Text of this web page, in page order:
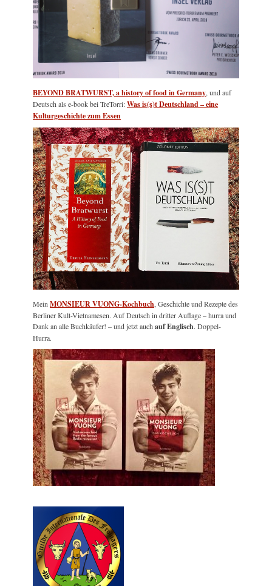
BEYOND BRATWURST, a history of food in Germany, und auf
Deutsch als e-book bei TreTorri:Was is(s)t Deutschland – eine
Kulturgeschichte zum Essen
MeinMONSIEUR VUONG-Kochbuch, Geschichte und Rezepte des
Berliner Kult-Vietnamesen. Auf Deutsch in dritter Auflage – hurra und
Dank an alle Buchkäufer! – und jetzt auchauf Englisch. Doppel-
Hurra.